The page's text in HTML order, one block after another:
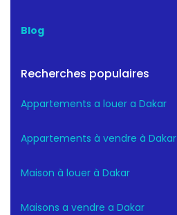
Blog
Recherches populaires
Appartements a louer a Dakar
Appartements à vendre à Dakar
Maison à louer à Dakar
Maisons a vendre a Dakar